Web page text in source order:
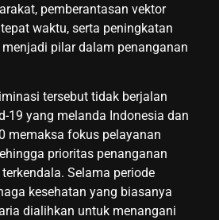
pemberantasan vektor
waktu, serta peningkatan
pilar dalam penanganan
tersebut tidak berjalan
19 yang melanda Indonesia dan
memaksa fokus pelayanan
prioritas penanganan
Selama periode
kesehatan yang biasanya
dialihkan untuk menangani